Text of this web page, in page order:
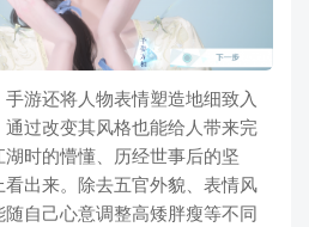
游还将人物表情塑造地细致入
过改变其风格也能给人带来完
时的懵懂、历经世事后的坚
出来。除去五官外貌、表情风
自己心意调整高矮胖瘦等不同